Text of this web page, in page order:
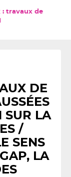
: travaux de
DE
SUR LA
/
SENS
LA